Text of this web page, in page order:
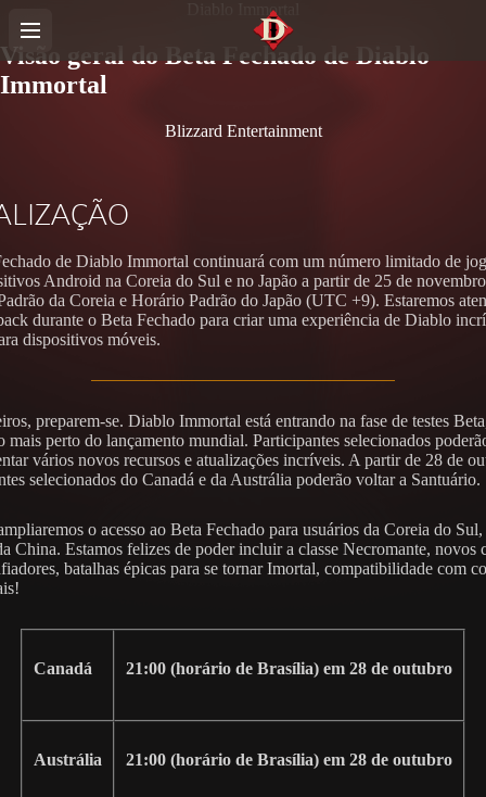
Diablo Immortal
Visão geral do Beta Fechado de Diablo
Immortal
Blizzard Entertainment
de Diablo Immortal continuará com um número limitado de
Android na Coreia do Sul e no Japão a partir de 25 de
da Coreia e Horário Padrão do Japão (UTC +9). Estaremos
durante o Beta Fechado para criar uma experiência de Diablo
dispositivos móveis.
preparem-se. Diablo Immortal está entrando na fase de testes
mais perto do lançamento mundial. Participantes selecionados
vários novos recursos e atualizações incríveis. A partir de 28 de
selecionados do Canadá e da Austrália poderão voltar a Santuário.
o acesso ao Beta Fechado para usuários da Coreia do
China. Estamos felizes de poder incluir a classe Necromante, novos
batalhas épicas para se tornar Imortal, compatibilidade com
Canadá 21:00 (horário de Brasília) em 28 de outubro
Austrália 21:00 (horário de Brasília) em 28 de outubro